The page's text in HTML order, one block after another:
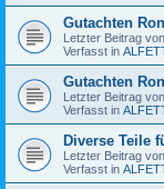
Gutachten
Letzter Beitrag von
Verfasst in
Gutachten
Letzter Beitrag von
Verfasst in
Diverse Teile
Letzter Beitrag von
Verfasst in